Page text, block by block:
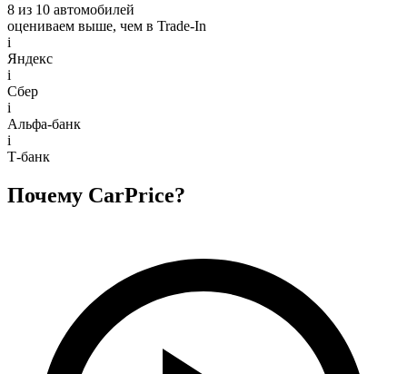
8 из 10 автомобилей
оцениваем выше, чем в Trade‑In
i
Яндекс
i
Сбер
i
Альфа-банк
i
Т-банк
Почему CarPrice?